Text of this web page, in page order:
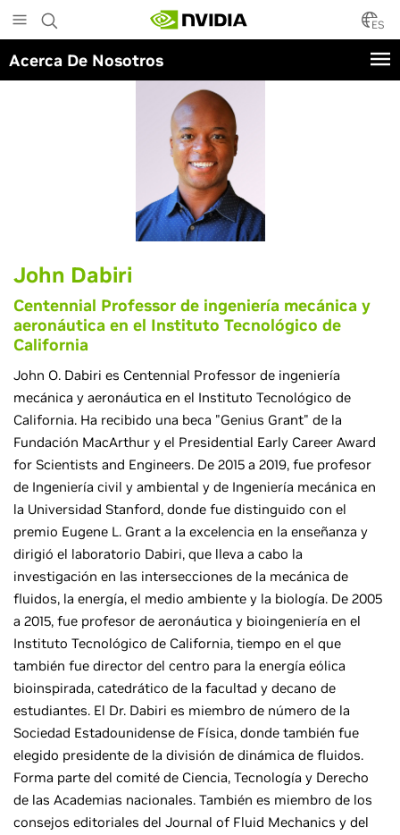
to
main
content
ES
Acerca De Nosotros
John Dabiri
Centennial Professor de ingeniería mecánica y
aeronáutica en el Instituto Tecnológico de
California
John O. Dabiri es Centennial Professor de ingeniería
mecánica y aeronáutica en el Instituto Tecnológico de
California. Ha recibido una beca "Genius Grant" de la
Fundación MacArthur y el Presidential Early Career Award
for Scientists and Engineers. De 2015 a 2019, fue profesor
de Ingeniería civil y ambiental y de Ingeniería mecánica en
la Universidad Stanford, donde fue distinguido con el
premio Eugene L. Grant a la excelencia en la enseñanza y
dirigió el laboratorio Dabiri, que lleva a cabo la
investigación en las intersecciones de la mecánica de
fluidos, la energía, el medio ambiente y la biología. De 2005
a 2015, fue profesor de aeronáutica y bioingeniería en el
Instituto Tecnológico de California, tiempo en el que
también fue director del centro para la energía eólica
bioinspirada, catedrático de la facultad y decano de
estudiantes. El Dr. Dabiri es miembro de número de la
Sociedad Estadounidense de Física, donde también fue
elegido presidente de la división de dinámica de fluidos.
Forma parte del comité de Ciencia, Tecnología y Derecho
de las Academias nacionales. También es miembro de los
consejos editoriales del Journal of Fluid Mechanics y del